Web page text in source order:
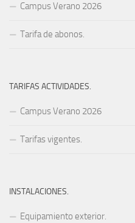
Campus Verano 2026
Tarifa de abonos.
TARIFAS ACTIVIDADES.
Campus Verano 2026
Tarifas vigentes.
INSTALACIONES.
Equipamiento exterior.